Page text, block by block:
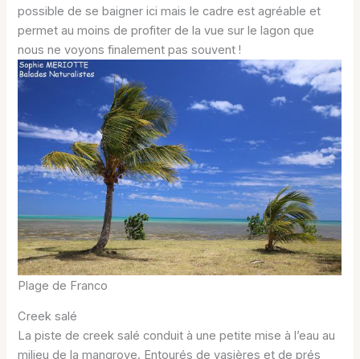
possible de se baigner ici mais le cadre est agréable et
permet au moins de profiter de la vue sur le lagon que
nous ne voyons finalement pas souvent !
Plage de Franco
Creek salé
La piste de creek salé conduit à une petite mise à l’eau au
milieu de la mangrove. Entourés de vasières et de prés